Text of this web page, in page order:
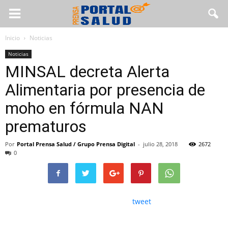
Inicio Noticias
Noticias
MINSAL decreta Alerta
Alimentaria por presencia de
moho en fórmula NAN
prematuros
Por Portal Prensa Salud / Grupo Prensa Digital - julio 28, 2018
2672
0
tweet